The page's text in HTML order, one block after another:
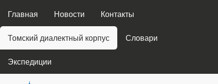
ГЛАВНОЕ МЕНЮ
Главная Новости Контакты
Томский диалектный корпус Словари
Экспедиции